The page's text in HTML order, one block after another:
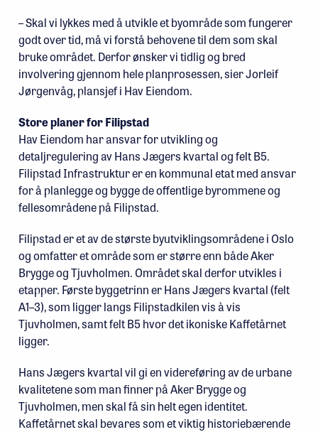
– Skal vi lykkes med å utvikle et byområde som fungerer
godt over tid, må vi forstå behovene til dem som skal
bruke området. Derfor ønsker vi tidlig og bred
involvering gjennom hele planprosessen, sier Jorleif
Jørgenvåg, plansjef i Hav Eiendom.
Store planer for Filipstad
Hav Eiendom har ansvar for utvikling og
detaljregulering av Hans Jægers kvartal og felt B5.
Filipstad Infrastruktur er en kommunal etat med ansvar
for å planlegge og bygge de offentlige byrommene og
fellesområdene på Filipstad.
Filipstad er et av de største byutviklingsområdene i Oslo
og omfatter et område som er større enn både Aker
Brygge og Tjuvholmen. Området skal derfor utvikles i
etapper. Første byggetrinn er Hans Jægers kvartal (felt
A1–3), som ligger langs Filipstadkilen vis à vis
Tjuvholmen, samt felt B5 hvor det ikoniske Kaffetårnet
ligger.
Hans Jægers kvartal vil gi en videreføring av de urbane
kvalitetene som man finner på Aker Brygge og
Tjuvholmen, men skal få sin helt egen identitet.
Kaffetårnet skal bevares som et viktig historiebærende